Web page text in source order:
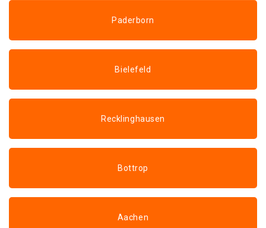
Paderborn
Bielefeld
Recklinghausen
Bottrop
Aachen